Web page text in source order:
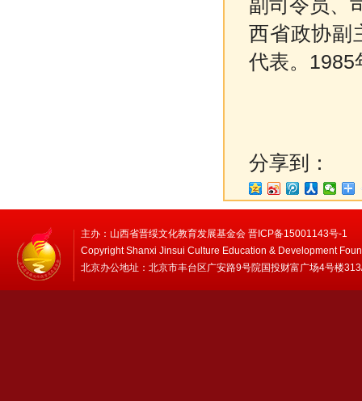
副司令员、
西省政协副
代表。1985
分享到：
主办：山西省晋绥文化教育发展基金会 晋ICP备15001143号-1
Copyright Shanxi Jinsui Culture Education & Development
北京办公地址：北京市丰台区广安路9号院国投财富广场4号楼